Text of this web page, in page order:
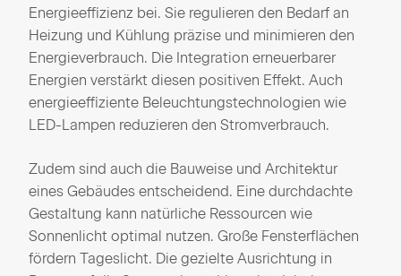
Energieeffizienz bei. Sie regulieren den Bedarf an
Heizung und Kühlung präzise und minimieren den
Energieverbrauch. Die Integration erneuerbarer
Energien verstärkt diesen positiven Effekt. Auch
energieeffiziente Beleuchtungstechnologien wie
LED-Lampen reduzieren den Stromverbrauch.
Zudem sind auch die Bauweise und Architektur
eines Gebäudes entscheidend. Eine durchdachte
Gestaltung kann natürliche Ressourcen wie
Sonnenlicht optimal nutzen. Große Fensterflächen
fördern Tageslicht. Die gezielte Ausrichtung in